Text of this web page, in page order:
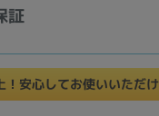
証
安心してお使いいただ
デスクPC